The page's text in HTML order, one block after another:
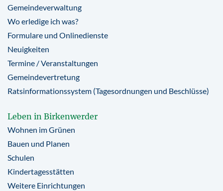
Gemeindeverwaltung
Wo erledige ich was?
Formulare und Onlinedienste
Neuigkeiten
Termine / Veranstaltungen
Gemeindevertretung
Ratsinformationssystem (Tagesordnungen und Beschlüsse)
Leben in Birkenwerder
Wohnen im Grünen
Bauen und Planen
Schulen
Kindertagesstätten
Weitere Einrichtungen